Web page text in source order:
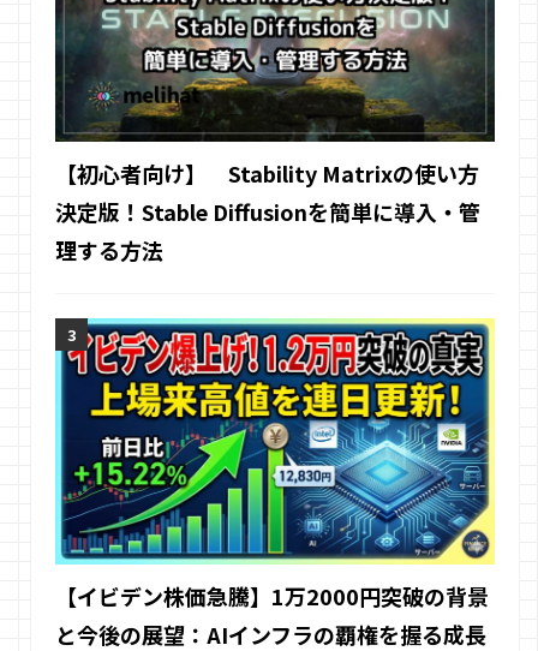
【初心者向け】 Stability Matrixの使い方
決定版！Stable Diffusionを簡単に導入・管
理する方法
【イビデン株価急騰】1万2000円突破の背景
と今後の展望：AIインフラの覇権を握る成長